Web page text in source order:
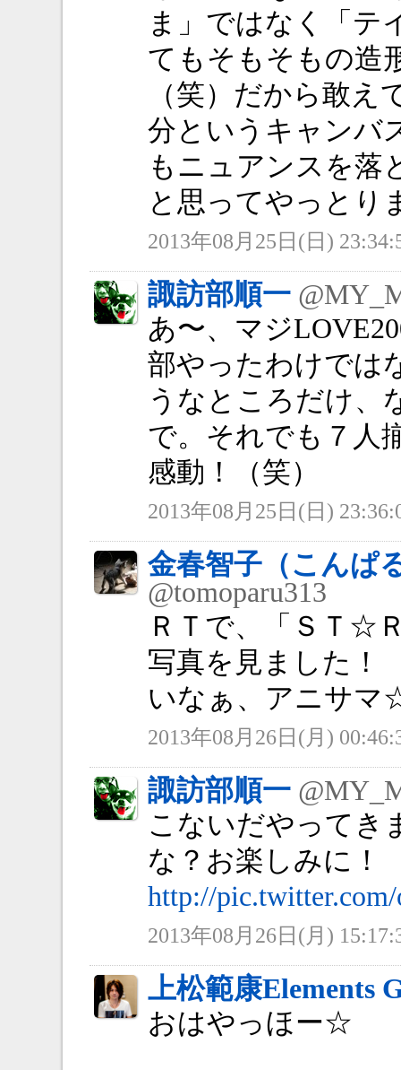
ま」ではなく「テ
てもそもそもの造
（笑）だから敢え
分というキャンバ
もニュアンスを落
と思ってやっとり
2013年08月25日(日)
諏訪部順一
あ〜、マジ
部やったわけでは
うなところだけ、
で。それでも７人
感動！（笑）
2013年08月25日(日)
金春智子（こんぱ
@tomoparu313
ＲＴで、「ＳＴ☆
写真を見ました
いなぁ、アニサマ
2013年08月26日(月)
諏訪部順一
こないだやってき
な？お楽しみに！
http://
2013年08月26日(月)
上松範康Elements
おはやっほー☆